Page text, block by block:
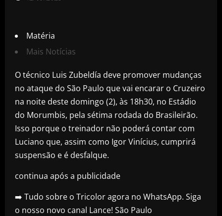
Matéria
Mais Notícias
O técnico Luis Zubeldía deve promover mudanças
no ataque do São Paulo que vai encarar o Cruzeiro
na noite deste domingo (2), às 18h30, no Estádio
do Morumbis, pela sétima rodada do Brasileirão.
Isso porque o treinador não poderá contar com
Luciano que, assim como Igor Vinícius, cumprirá
suspensão e é desfalque.
continua após a publicidade
➡️ Tudo sobre o Tricolor agora no WhatsApp. Siga
o nosso novo canal Lance! São Paulo